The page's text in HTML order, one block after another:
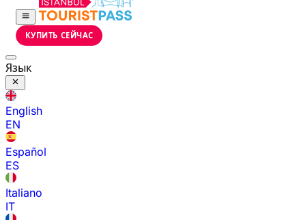
КУПИТЬ СЕЙЧАС
Язык
English
EN
Español
ES
Italiano
IT